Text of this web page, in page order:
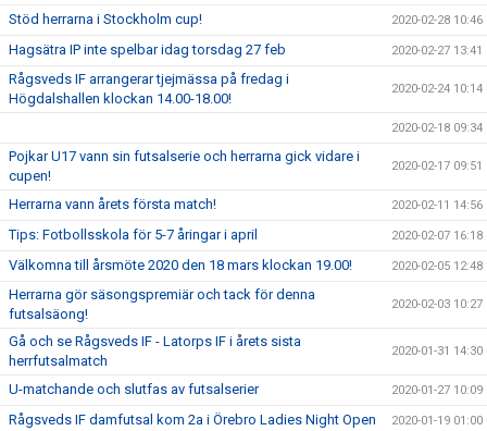
Stöd herrarna i Stockholm cup! 2020-02-28 10:46
Hagsätra IP inte spelbar idag torsdag 27 feb 2020-02-27 13:41
Rågsveds IF arrangerar tjejmässa på fredag i
Högdalshallen klockan 14.00-18.00!
2020-02-24 10:14
2020-02-18 09:34
Pojkar U17 vann sin futsalserie och herrarna gick vidare i
cupen!
2020-02-17 09:51
Herrarna vann årets första match! 2020-02-11 14:56
Tips: Fotbollsskola för 5-7 åringar i april 2020-02-07 16:18
Välkomna till årsmöte 2020 den 18 mars klockan 19.00! 2020-02-05 12:48
Herrarna gör säsongspremiär och tack för denna
futsalsäong!
2020-02-03 10:27
Gå och se Rågsveds IF - Latorps IF i årets sista
herrfutsalmatch
2020-01-31 14:30
U-matchande och slutfas av futsalserier 2020-01-27 10:09
Rågsveds IF damfutsal kom 2a i Örebro Ladies Night Open 2020-01-19 01:00